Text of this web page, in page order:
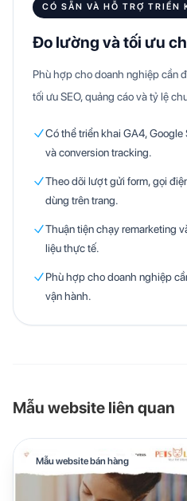
CÓ SẴN VÀ HỖ TRỢ TRIỂN
Đo lường và tối ưu
Phù hợp cho doanh nghiệp cần
tối ưu SEO, quảng cáo và tỷ lệ
Có thể triển khai GA4, Google
và conversion tracking.
Theo dõi lượt gửi form, gọi
dùng trên trang.
Thuận tiện chạy remarketing
liệu thực tế.
Phù hợp cho doanh nghiệp
vận hành.
Mẫu website liên quan
Mẫu website bán hàng